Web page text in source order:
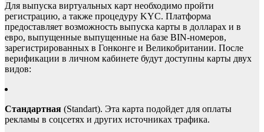
Для выпуска виртуальных карт необходимо пройти
регистрацию, а также процедуру KYC. Платформа
предоставляет возможность выпуска карты в долларах и в
евро, выпущенные выпущенные на базе BIN-номеров,
зарегистрированных в Гонконге и Великобритании. После
верификации в личном кабинете будут доступны карты двух
видов:
Стандартная (Standart). Эта карта подойдет для оплаты
рекламы в соцсетях и других источниках трафика.